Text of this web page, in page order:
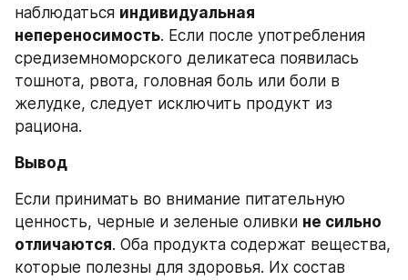
наблюдаться индивидуальная
непереносимость. Если после употребления
средиземноморского деликатеса появилась
тошнота, рвота, головная боль или боли в
желудке, следует исключить продукт из
рациона.
Вывод
Если принимать во внимание питательную
ценность, черные и зеленые оливки не сильно
отличаются. Оба продукта содержат вещества,
которые полезны для здоровья. Их состав